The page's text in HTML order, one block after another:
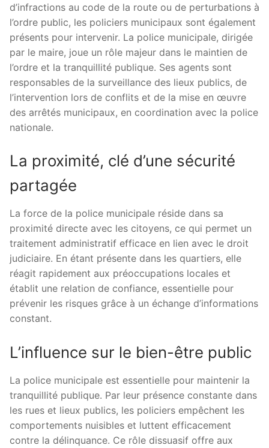
d’infractions au code de la route ou de perturbations à
l’ordre public, les policiers municipaux sont également
présents pour intervenir. La police municipale, dirigée
par le maire, joue un rôle majeur dans le maintien de
l’ordre et la tranquillité publique. Ses agents sont
responsables de la surveillance des lieux publics, de
l’intervention lors de conflits et de la mise en œuvre
des arrêtés municipaux, en coordination avec la police
nationale.
La proximité, clé d’une sécurité
partagée
La force de la police municipale réside dans sa
proximité directe avec les citoyens, ce qui permet un
traitement administratif efficace en lien avec le droit
judiciaire. En étant présente dans les quartiers, elle
réagit rapidement aux préoccupations locales et
établit une relation de confiance, essentielle pour
prévenir les risques grâce à un échange d’informations
constant.
L’influence sur le bien-être public
La police municipale est essentielle pour maintenir la
tranquillité publique. Par leur présence constante dans
les rues et lieux publics, les policiers empêchent les
comportements nuisibles et luttent efficacement
contre la délinquance. Ce rôle dissuasif offre aux